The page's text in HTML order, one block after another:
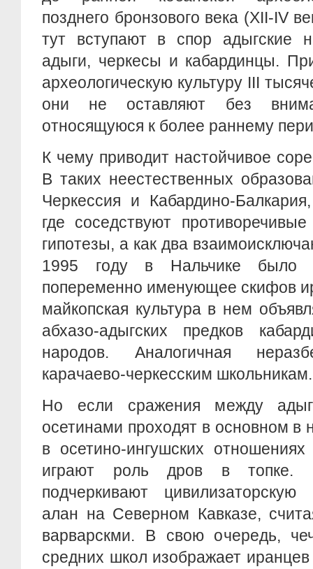
позднего бронзового века (ХII-IV
тут вступают в спор адыгские
адыги, черкесы и кабардинцы.
археологическую культуру III
они не оставляют без
относящуюся к более раннему
К чему приводит настойчивое
В таких неестественных
Черкессия и Кабардино-
где соседствуют
гипотезы, а как два
1995 году в Нальчике было
попеременно именующее скифов
майкопская культура в нем
абхазо-адыгских предков
народов. Аналогичная
карачаево-черкесским школьникам.
Но если сражения между
осетинами проходят в основном в
в осетино-ингушских
играют роль дров в топке.
подчеркивают
алан на Северном Кавказе,
варварскми. В свою очередь,
средних школ изображает